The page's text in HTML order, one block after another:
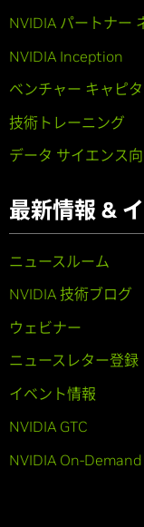
NVIDIA パートナー
NVIDIA Inception
ベンチャー キャピ
技術トレーニング
データ サイエンス
最新情報 &
ニュースルーム
NVIDIA 技術ブログ
ウェビナー
ニュースレター登録
イベント情報
NVIDIA GTC
NVIDIA On-Demand